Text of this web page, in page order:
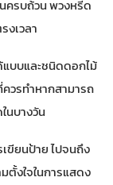
ครบถ้วน พวงหรีด
งเวลา
แบบและชนิดดอกไม้
วรทำหากสามารถ
นบางวัน
เขียนป้าย ไปจนถึง
ตั้งใจในการแสดง